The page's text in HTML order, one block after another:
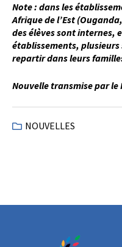
Note : dans les
Afrique de l’Est
des élèves sont internes,
établissements,
repartir dans leurs
Nouvelle transmise par le
NOUVELLES